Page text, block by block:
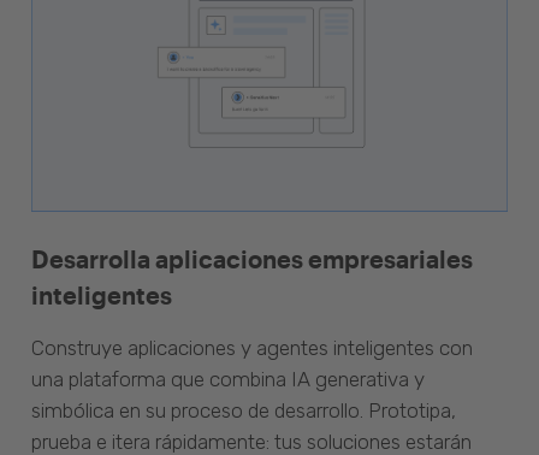
Desarrolla aplicaciones empresariales
inteligentes
Construye aplicaciones y agentes inteligentes con
una plataforma que combina IA generativa y
simbólica en su proceso de desarrollo. Prototipa,
prueba e itera rápidamente: tus soluciones estarán